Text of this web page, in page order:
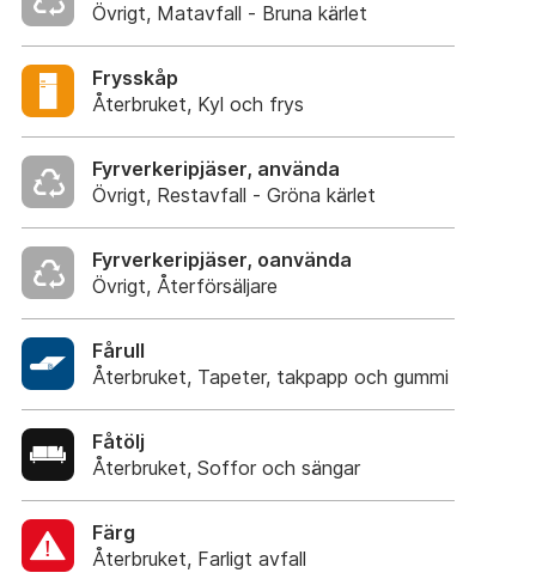
Övrigt, Matavfall - Bruna kärlet
Frysskåp
Återbruket, Kyl och frys
Fyrverkeripjäser, använda
Övrigt, Restavfall - Gröna kärlet
Fyrverkeripjäser, oanvända
Övrigt, Återförsäljare
Fårull
Återbruket, Tapeter, takpapp och gummi
Fåtölj
Återbruket, Soffor och sängar
Färg
Återbruket, Farligt avfall